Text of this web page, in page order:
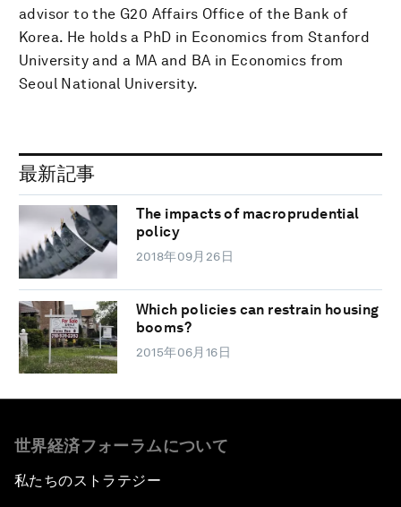
advisor to the G20 Affairs Office of the Bank of
Korea. He holds a PhD in Economics from Stanford
University and a MA and BA in Economics from
Seoul National University.
最新記事
The impacts of macroprudential
policy
2018年09月26日
Which policies can restrain housing
booms?
2015年06月16日
世界経済フォーラムについて
私たちのストラテジー